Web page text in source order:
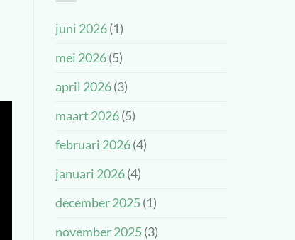
juni 2026(1)
mei 2026(5)
april 2026(3)
maart 2026(5)
februari 2026(4)
januari 2026(4)
december 2025(1)
november 2025(3)